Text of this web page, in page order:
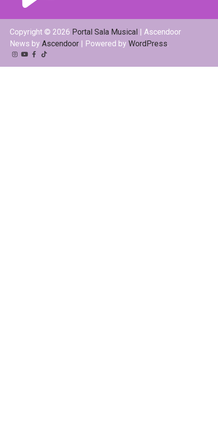
Copyright © 2026 Portal Sala Musical | Ascendoor
News by Ascendoor | Powered by WordPress.
Instagram
YouTube
Facebook
Tiktok